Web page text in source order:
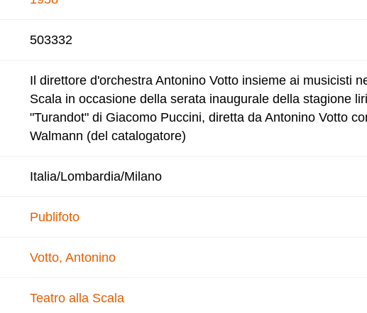
503332
Il direttore d'orchestra Antonino Votto insieme ai musicisti
Scala in occasione della serata inaugurale della stagione
"Turandot" di Giacomo Puccini, diretta da Antonino Votto
Walmann (del catalogatore)
Italia/Lombardia/Milano
Publifoto
Votto, Antonino
Teatro alla Scala